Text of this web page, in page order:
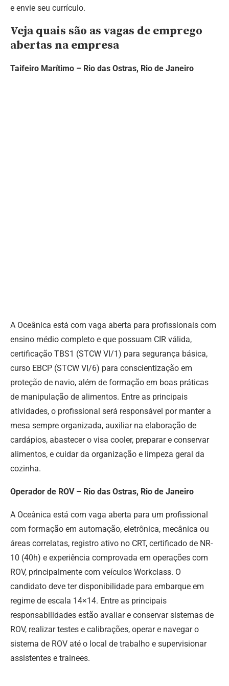
e envie seu currículo.
Veja quais são as vagas de emprego
abertas na empresa
Taifeiro Marítimo – Rio das Ostras, Rio de Janeiro
A Oceânica está com vaga aberta para profissionais com
ensino médio completo e que possuam CIR válida,
certificação TBS1 (STCW VI/1) para segurança básica,
curso EBCP (STCW VI/6) para conscientização em
proteção de navio, além de formação em boas práticas
de manipulação de alimentos. Entre as principais
atividades, o profissional será responsável por manter a
mesa sempre organizada, auxiliar na elaboração de
cardápios, abastecer o visa cooler, preparar e conservar
alimentos, e cuidar da organização e limpeza geral da
cozinha.
Operador de ROV – Rio das Ostras, Rio de Janeiro
A Oceânica está com vaga aberta para um profissional
com formação em automação, eletrônica, mecânica ou
áreas correlatas, registro ativo no CRT, certificado de NR-
10 (40h) e experiência comprovada em operações com
ROV, principalmente com veículos Workclass. O
candidato deve ter disponibilidade para embarque em
regime de escala 14×14. Entre as principais
responsabilidades estão avaliar e conservar sistemas de
ROV, realizar testes e calibrações, operar e navegar o
sistema de ROV até o local de trabalho e supervisionar
assistentes e trainees.